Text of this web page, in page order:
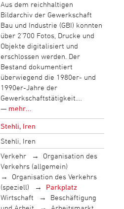
Aus dem reichhaltigen
Bildarchiv der Gewerkschaft
Bau und Industrie (GBI) konnten
über 2'700 Fotos, Drucke und
Objekte digitalisiert und
erschlossen werden. Der
Bestand dokumentiert
überwiegend die 1980er- und
1990er-Jahre der
Gewerkschaftstätigkeit.…
— mehr...
Stehli, Iren
Stehli, Iren
Verkehr
Organisation des
Verkehrs (allgemein)
Organisation des Verkehrs
(speziell)
Parkplatz
Wirtschaft
Beschäftigung